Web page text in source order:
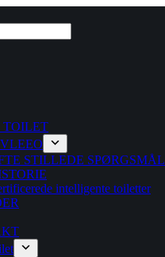
TOILET
STILLEDE SPØRGSMÅL
intelligente toiletter